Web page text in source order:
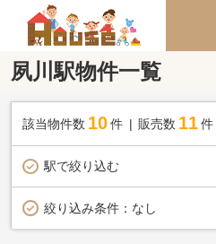
夙川駅物件一覧
該当物件数 10件 販売数 11 件
駅で絞り込む
絞り込み条件： なし